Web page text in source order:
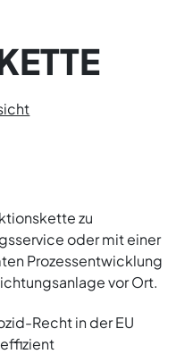
zu
oder mit einer
Prozessentwicklung
vor Ort.
Recht in der EU